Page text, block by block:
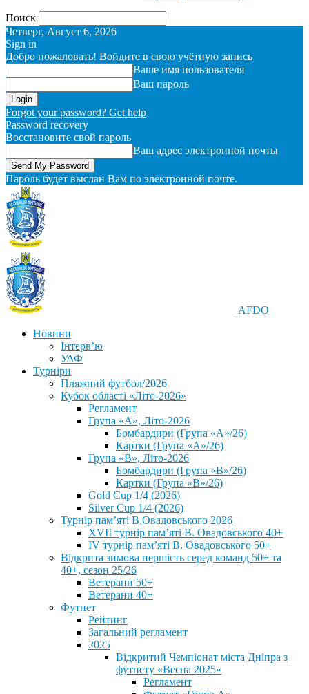
Поиск
Четверг, Август 6, 2026
Sign in
Добро пожаловать! Войдите в свою учётную запись
Ваше имя пользователя
Ваш пароль
Forgot your password? Get help
Password recovery
Восстановите свой пароль
Ваш адрес электронной почты
Пароль будет выслан Вам по электронной почте.
AFDO
Новини
Інтерв’ю
УАФ
Турніри
Пляжний футбол/2026
Кубок області «Літо-2026»
Регламент
Група «А», Літо-2026
Бомбардири (Група «А»/26)
Картки (Група «А»/26)
Група «В», Літо-2026
Бомбардири (Група «В»/26)
Картки (Група «В»/26)
Gold Cup 1/4 (2026)
Silver Cup 1/4 (2026)
Турнір пам’яті В.Овадовського 2026
XVII турнір пам’яті В. Овадовського 40+
IV турнір пам’яті В. Овадовського 50+
Відкрита зимова першість серед команд 50+ та
40+, сезон 25/26
Ветерани 50+
Ветерани 40+
Футнет
Рейтинг
Загальний регламент
2025
Відкритий Чемпіонат міста Дніпра з
футнету «Весна 2025»
Регламент